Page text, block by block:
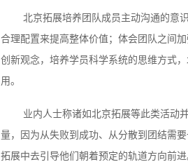
北京拓展培养团队成员主动沟通的意
合理配置来提高整体价值；体会团队之间
创新观念，培养学员科学系统的思维方式
用。
业内人士称诸如北京拓展等此类活动
量，因为从失败到成功、从分散到团结需
拓展中去引导他们朝着预定的轨道方向前进